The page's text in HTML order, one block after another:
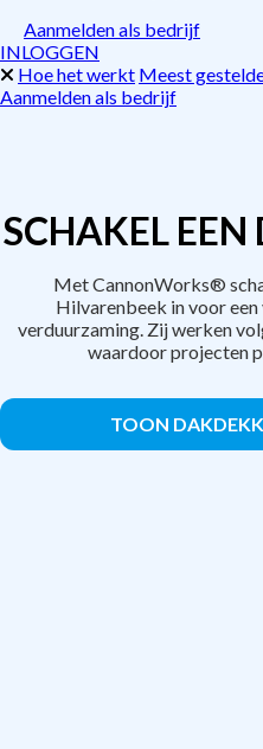
Aanmelden als bedrijf
INLOGGEN
Hoe het werkt Meest
Aanmelden als bedrijf
SCHAKEL
Met CannonWorks®
Hilvarenbeek in voor
verduurzaming. Zij werken
waardoor projecten
TOON